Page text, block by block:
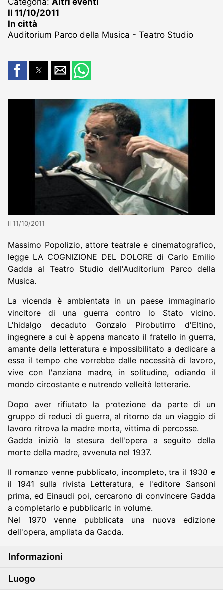
Il 11/10/2011
In città
Auditorium Parco della Musica - Teatro Studio
Il 11/10/2011
Massimo Popolizio, attore teatrale e cinematografico,
legge LA COGNIZIONE DEL DOLORE di Carlo Emilio
Gadda al Teatro Studio dell'Auditorium Parco della
Musica.
La vicenda è ambientata in un paese immaginario
vincitore di una guerra contro lo Stato vicino.
L'hidalgo decaduto Gonzalo Pirobutirro d'Eltino,
ingegnere a cui è appena mancato il fratello in guerra,
amante della letteratura e impossibilitato a dedicare a
essa il tempo che vorrebbe dalle necessità di lavoro,
vive con l'anziana madre, in solitudine, odiando il
mondo circostante e nutrendo velleità letterarie.
Dopo aver rifiutato la protezione da parte di un
gruppo di reduci di guerra, al ritorno da un viaggio di
lavoro ritrova la madre morta, vittima di percosse.
Gadda iniziò la stesura dell'opera a seguito della
morte della madre, avvenuta nel 1937.
Il romanzo venne pubblicato, incompleto, tra il 1938 e
il 1941 sulla rivista Letteratura, e l'editore Sansoni
prima, ed Einaudi poi, cercarono di convincere Gadda
a completarlo e pubblicarlo in volume.
Nel 1970 venne pubblicata una nuova edizione
dell'opera, ampliata da Gadda.
Informazioni
Luogo